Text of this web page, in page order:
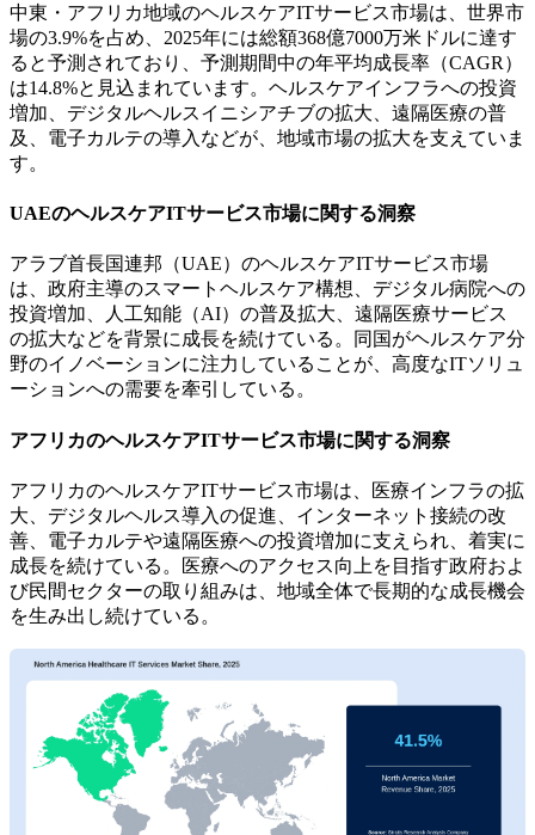
中東・アフリカ地域のヘルスケアITサービス市場は、世界市
場の3.9%を占め、2025年には総額368億7000万米ドルに達す
ると予測されており、予測期間中の年平均成長率（CAGR）
は14.8%と見込まれています。ヘルスケアインフラへの投資
増加、デジタルヘルスイニシアチブの拡大、遠隔医療の普
及、電子カルテの導入などが、地域市場の拡大を支えていま
す。
UAEのヘルスケアITサービス市場に関する洞察
アラブ首長国連邦（UAE）のヘルスケアITサービス市場
は、政府主導のスマートヘルスケア構想、デジタル病院への
投資増加、人工知能（AI）の普及拡大、遠隔医療サービス
の拡大などを背景に成長を続けている。同国がヘルスケア分
野のイノベーションに注力していることが、高度なITソリュ
ーションへの需要を牽引している。
アフリカのヘルスケアITサービス市場に関する洞察
アフリカのヘルスケアITサービス市場は、医療インフラの拡
大、デジタルヘルス導入の促進、インターネット接続の改
善、電子カルテや遠隔医療への投資増加に支えられ、着実に
成長を続けている。医療へのアクセス向上を目指す政府およ
び民間セクターの取り組みは、地域全体で長期的な成長機会
を生み出し続けている。